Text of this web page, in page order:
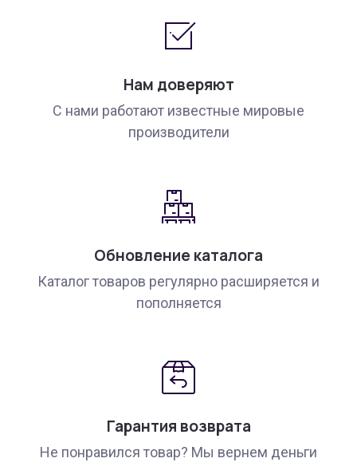
Нам доверяют
С нами работают известные мировые
производители
Обновление каталога
Каталог товаров регулярно расширяется и
пополняется
Гарантия возврата
Не понравился товар? Мы вернем деньги